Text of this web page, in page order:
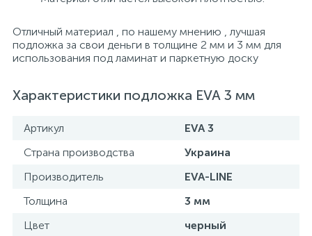
Отличный материал , по нашему мнению , лучшая
подложка за свои деньги в толщине 2 мм и 3 мм для
использования под ламинат и паркетную доску
Характеристики подложка EVA 3 мм
Артикул
EVA 3
Страна производства
Украина
Производитель
EVA-LINE
Толщина
3 мм
Цвет
черный